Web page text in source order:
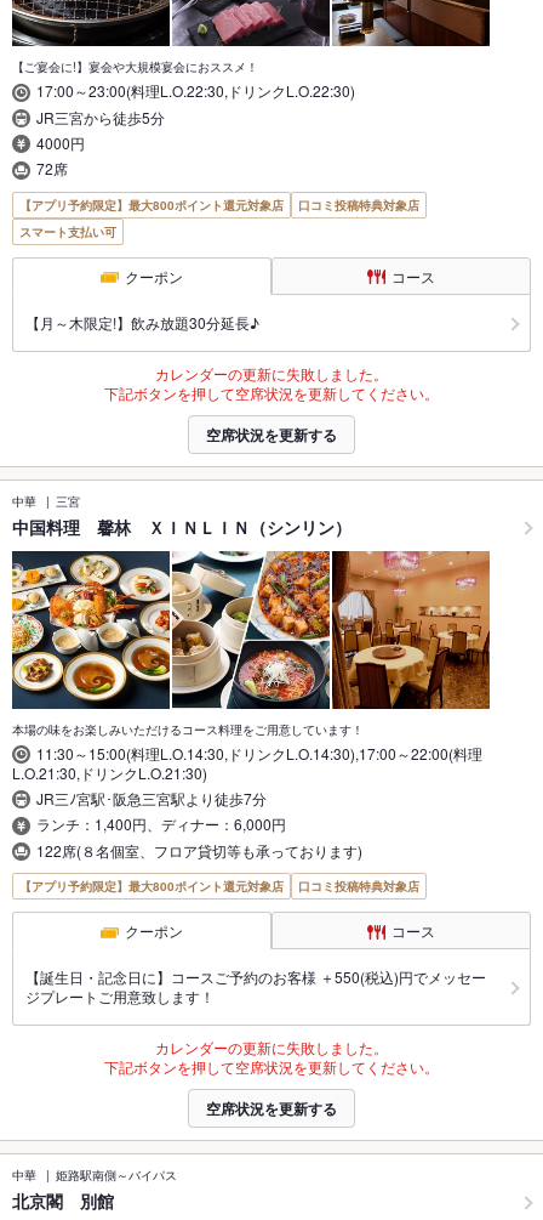
【ご宴会に!】宴会や大規模宴会におススメ！
17:00～23:00(料理L.O.22:30,ドリンクL.O.22:30)
JR三宮から徒歩5分
4000円
72席
【アプリ予約限定】最大800ポイント還元対象店
口コミ投稿特典対象店
スマート支払い可
クーポン コース
【月～木限定!】飲み放題30分延長♪
カレンダーの更新に失敗しました。
下記ボタンを押して空席状況を更新してください。
空席状況を更新する
中華 三宮
中国料理 馨林 ＸＩＮＬＩＮ（シンリン）
本場の味をお楽しみいただけるコース料理をご用意しています！
11:30～15:00(料理L.O.14:30,ドリンクL.O.14:30),17:00～22:00(料理
L.O.21:30,ドリンクL.O.21:30)
JR三ﾉ宮駅･阪急三宮駅より徒歩7分
ランチ：1,400円、ディナー：6,000円
122席(８名個室、フロア貸切等も承っております)
【アプリ予約限定】最大800ポイント還元対象店 口コミ投稿特典対象店
クーポン コース
【誕生日・記念日に】コースご予約のお客様 ＋550(税込)円でメッセー
ジプレートご用意致します！
カレンダーの更新に失敗しました。
下記ボタンを押して空席状況を更新してください。
空席状況を更新する
中華 姫路駅南側～バイパス
北京閣 別館